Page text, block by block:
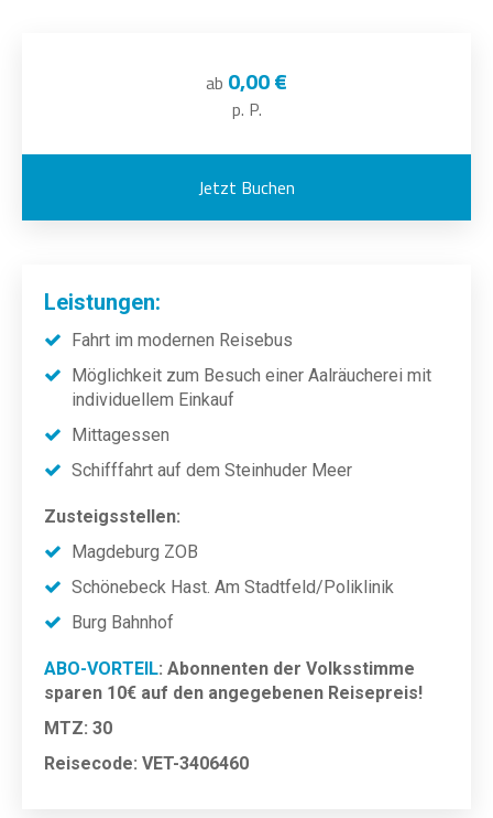
ab 0,00 €
p. P.
Jetzt Buchen
Leistungen:
Fahrt im modernen Reisebus
Möglichkeit zum Besuch einer Aalräucherei mit
individuellem Einkauf
Mittagessen
Schifffahrt auf dem Steinhuder Meer
Zusteigsstellen:
Magdeburg ZOB
Schönebeck Hast. Am Stadtfeld/Poliklinik
Burg Bahnhof
ABO-VORTEIL: Abonnenten der Volksstimme
sparen 10€ auf den angegebenen Reisepreis!
MTZ: 30
Reisecode: VET-3406460